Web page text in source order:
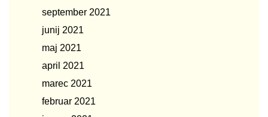
september 2021
junij 2021
maj 2021
april 2021
marec 2021
februar 2021